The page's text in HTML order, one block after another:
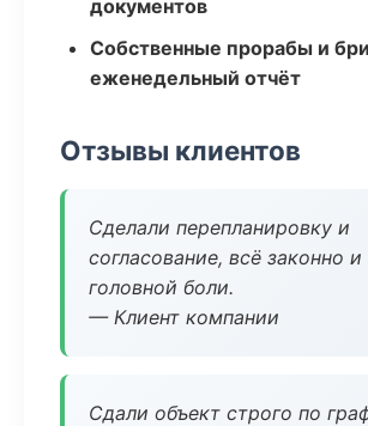
документов
Собственные прорабы и
еженедельный отчёт
Отзывы клиентов
Сделали перепланировку и
согласование, всё законно и
головной боли.
— Клиент компании
Сдали объект строго по